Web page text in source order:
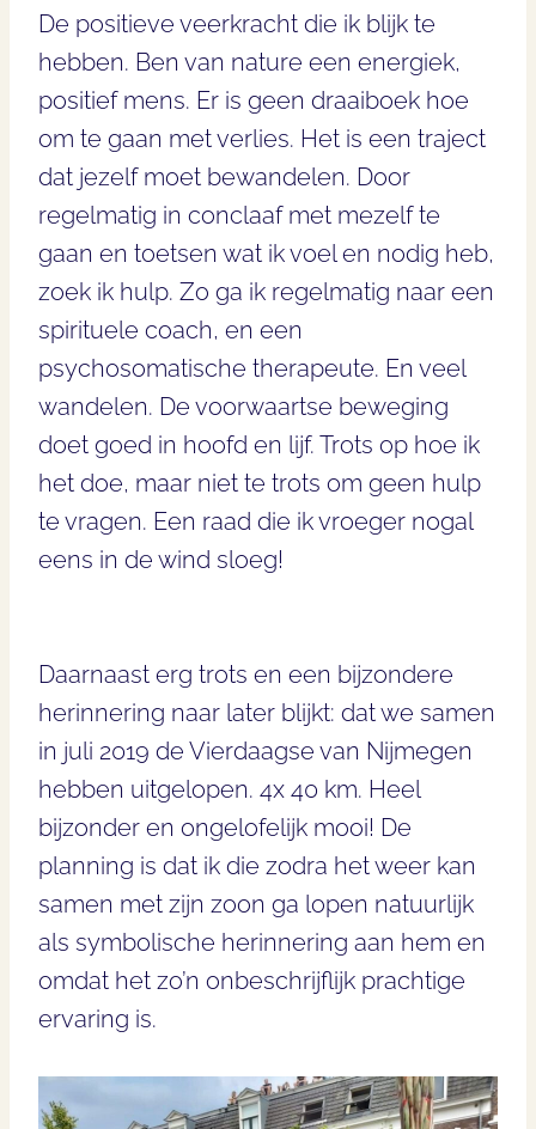
De positieve veerkracht die ik blijk te
hebben. Ben van nature een energiek,
positief mens. Er is geen draaiboek hoe
om te gaan met verlies. Het is een traject
dat jezelf moet bewandelen. Door
regelmatig in conclaaf met mezelf te
gaan en toetsen wat ik voel en nodig heb,
zoek ik hulp. Zo ga ik regelmatig naar een
spirituele coach, en een
psychosomatische therapeute. En veel
wandelen. De voorwaartse beweging
doet goed in hoofd en lijf. Trots op hoe ik
het doe, maar niet te trots om geen hulp
te vragen. Een raad die ik vroeger nogal
eens in de wind sloeg!
Daarnaast erg trots en een bijzondere
herinnering naar later blijkt: dat we samen
in juli 2019 de Vierdaagse van Nijmegen
hebben uitgelopen. 4x 40 km. Heel
bijzonder en ongelofelijk mooi! De
planning is dat ik die zodra het weer kan
samen met zijn zoon ga lopen natuurlijk
als symbolische herinnering aan hem en
omdat het zo’n onbeschrijflijk prachtige
ervaring is.